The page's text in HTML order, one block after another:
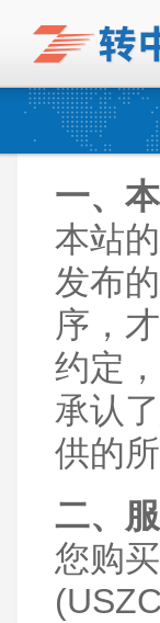
一、
本站
发布
序，
约定
承认
供的
二、
您购